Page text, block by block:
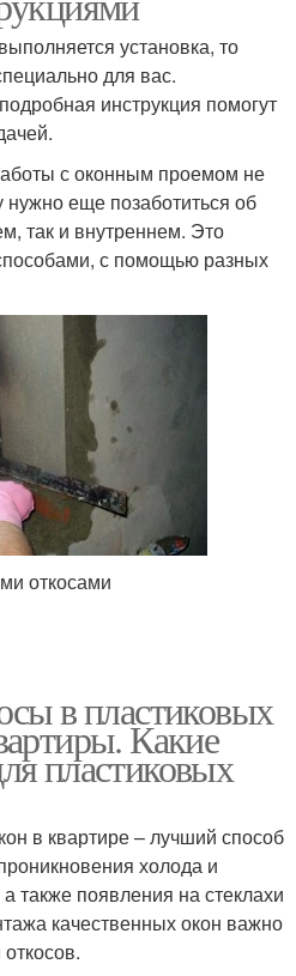
установка, то
для вас.
инструкция помогут
с оконным проемом не
нужно еще позаботиться об
так и внутреннем. Это
с помощью разных
откосами
в пластиковых
Какие
пластиковых
в квартире – лучший способ
холода и
также появления на стеклахи
качественных окон важно